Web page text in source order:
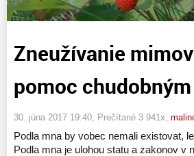
Zneužívanie
pomoc chudobným
30. júna 2017 19:40 , Prečítané 3 941x,
Podla mna by vobec nemali existovat,
Podla mna je ulohou statu a zakonov v